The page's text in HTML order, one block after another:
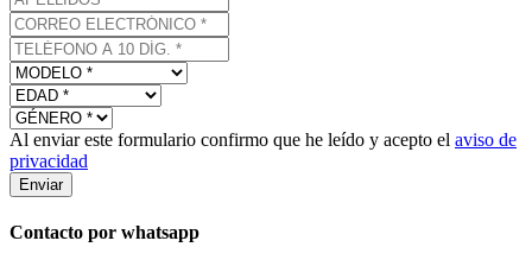
Al enviar este formulario confirmo que he leído y acepto el aviso de
privacidad
Enviar
Contacto por whatsapp